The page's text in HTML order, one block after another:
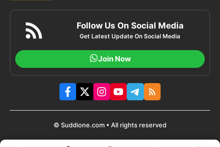
Follow Us On Social Media
Get Latest Update On Social Media
Join Now
© Suddione.com • All rights reserved